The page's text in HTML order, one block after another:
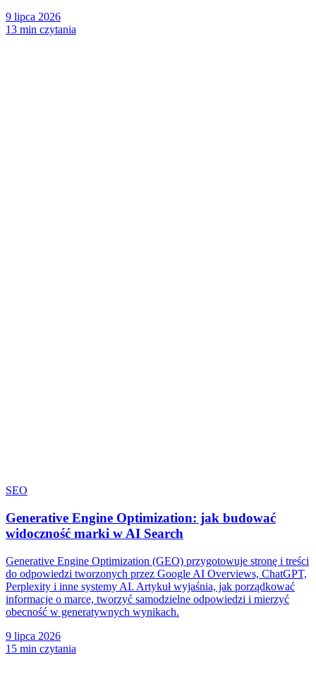
9 lipca 2026
13 min czytania
SEO
Generative Engine Optimization: jak budować
widoczność marki w AI Search
Generative Engine Optimization (GEO) przygotowuje stronę i treści
do odpowiedzi tworzonych przez Google AI Overviews, ChatGPT,
Perplexity i inne systemy AI. Artykuł wyjaśnia, jak porządkować
informacje o marce, tworzyć samodzielne odpowiedzi i mierzyć
obecność w generatywnych wynikach.
9 lipca 2026
15 min czytania